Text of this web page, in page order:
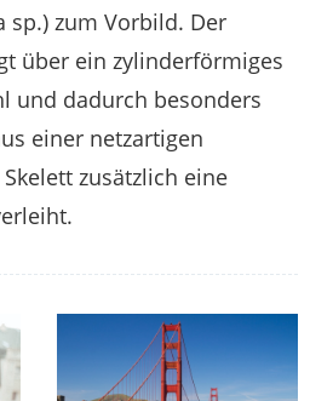
sp.) zum Vorbild. Der
über ein zylinderförmiges
und dadurch besonders
einer netzartigen
zusätzlich eine